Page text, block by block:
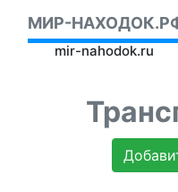
МИР-
mir-nahodok.ru